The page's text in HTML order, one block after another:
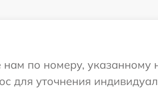
по номеру, указанному
для уточнения